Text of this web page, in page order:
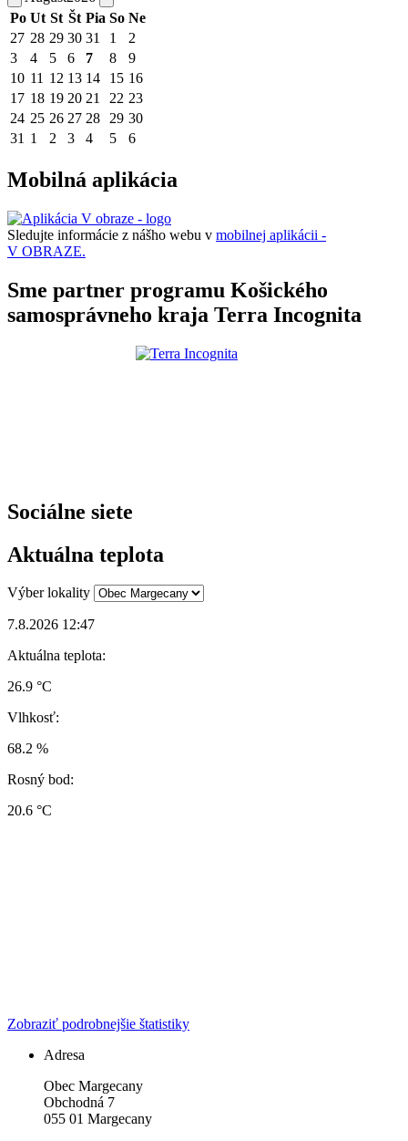
Po Ut St Št Pia So Ne
27 28 29 30 31 1
2
3
4 5 6 7 8
9
10 11 12 13 14 15 16
17 18 19 20 21 22 23
24 25 26 27 28 29 30
31 1 2 3 4 5 6
Mobilná aplikácia
Sledujte informácie z nášho webu v mobilnej aplikácii -
V OBRAZE.
Sme partner programu Košického
samosprávneho kraja Terra Incognita
Sociálne siete
Aktuálna teplota
Výber lokality
7.8.2026 12:47
Aktuálna teplota:
26.9 °C
Vlhkosť:
68.2 %
Rosný bod:
20.6 °C
Zobraziť podrobnejšie štatistiky
Adresa
Obec Margecany
Obchodná 7
055 01 Margecany